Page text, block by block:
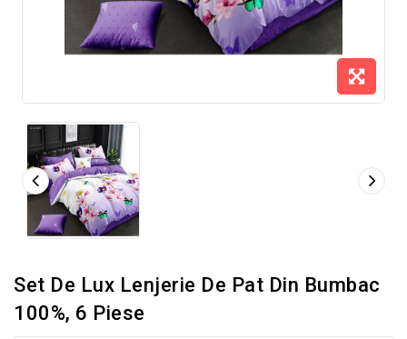
Set De Lux Lenjerie De Pat Din Bumbac
100%, 6 Piese